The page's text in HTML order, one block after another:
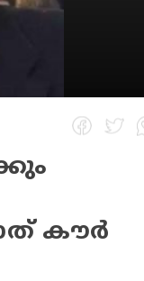
കൗര്‍